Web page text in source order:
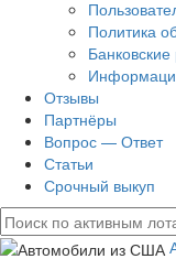
Политика
Банковские
Отзывы
Партнёры
Вопрос — Ответ
Статьи
Срочный выкуп